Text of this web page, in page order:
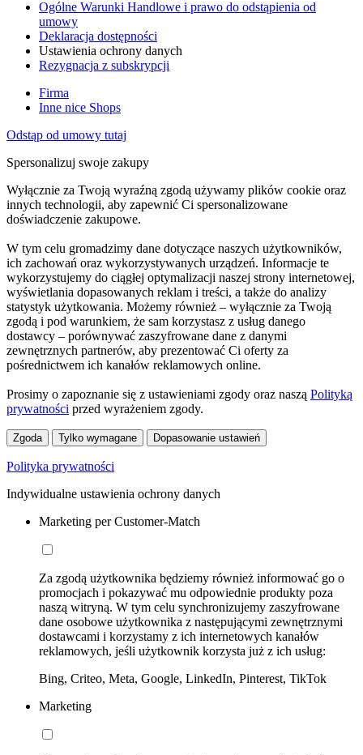
Ogólne Warunki Handlowe i prawo do odstąpienia od
umowy
Deklaracja dostępności
Ustawienia ochrony danych
Rezygnacja z subskrypcji
Firma
Inne nice Shops
Odstąp od umowy tutaj
Spersonalizuj swoje zakupy
Wyłącznie za Twoją wyraźną zgodą używamy plików cookie oraz
innych technologii, aby zapewnić Ci spersonalizowane
doświadczenie zakupowe.
W tym celu gromadzimy dane dotyczące naszych użytkowników,
ich zachowań oraz wykorzystywanych urządzeń. Informacje te
wykorzystujemy do ciągłej optymalizacji naszej strony internetowej,
wyświetlania dopasowanych reklam i treści, a także do analizy
statystyk użytkowania. Możemy również – wyłącznie za Twoją
zgodą i pod warunkiem, że sam korzystasz z usług danego
dostawcy – porównywać zaszyfrowane dane z danymi
zewnętrznych partnerów, aby prezentować Ci oferty za
pośrednictwem ich kanałów reklamowych online.
Prosimy o zapoznanie się z ustawieniami zgody oraz naszą Polityką
prywatności przed wyrażeniem zgody.
Zgoda Tylko wymagane Dopasowanie ustawień
Polityka prywatności
Indywidualne ustawienia ochrony danych
Marketing per Customer-Match
Za zgodą użytkownika będziemy również informować go o
promocjach i pokazywać mu odpowiednie produkty poza
naszą witryną. W tym celu synchronizujemy zaszyfrowane
dane osobowe użytkownika z następującymi zewnętrznymi
dostawcami i korzystamy z ich internetowych kanałów
reklamowych, jeśli użytkownik korzysta już z ich usług:
Bing, Criteo, Meta, Google, LinkedIn, Pinterest, TikTok
Marketing